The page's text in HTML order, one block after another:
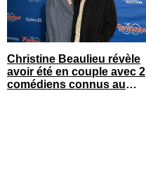
Christine Beaulieu révèle
avoir été en couple avec 2
comédiens connus au